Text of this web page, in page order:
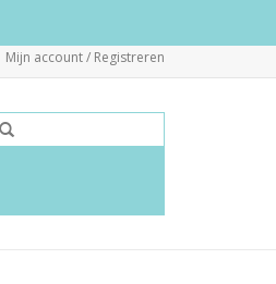
Mijn account / Registreren